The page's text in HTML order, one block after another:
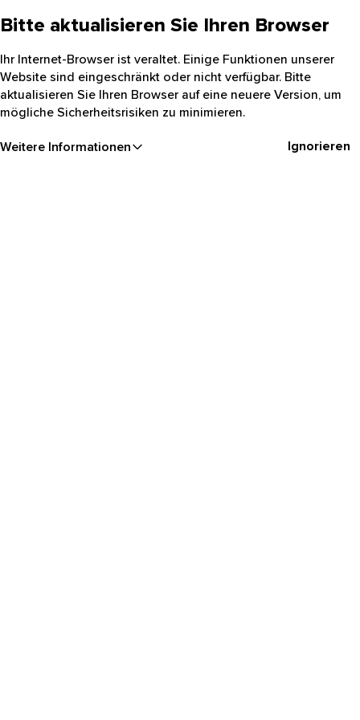
Bitte aktualisieren Sie Ihren Browser
Ihr Internet-Browser ist veraltet. Einige Funktionen unserer
Website sind eingeschränkt oder nicht verfügbar. Bitte
aktualisieren Sie Ihren Browser auf eine neuere Version, um
mögliche Sicherheitsrisiken zu minimieren.
Weitere Informationen Ignorieren